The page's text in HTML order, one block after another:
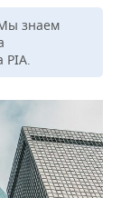
знаем
PIA.